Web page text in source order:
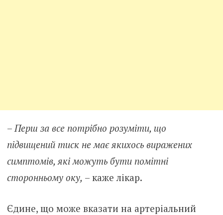
–Перш за все потрібно розуміти, що
підвищений тиск не має якихось виражених
симптомів, які можуть бути помітні
сторонньому оку, – каже лікар.
Єдине, що може вказати на артеріальний